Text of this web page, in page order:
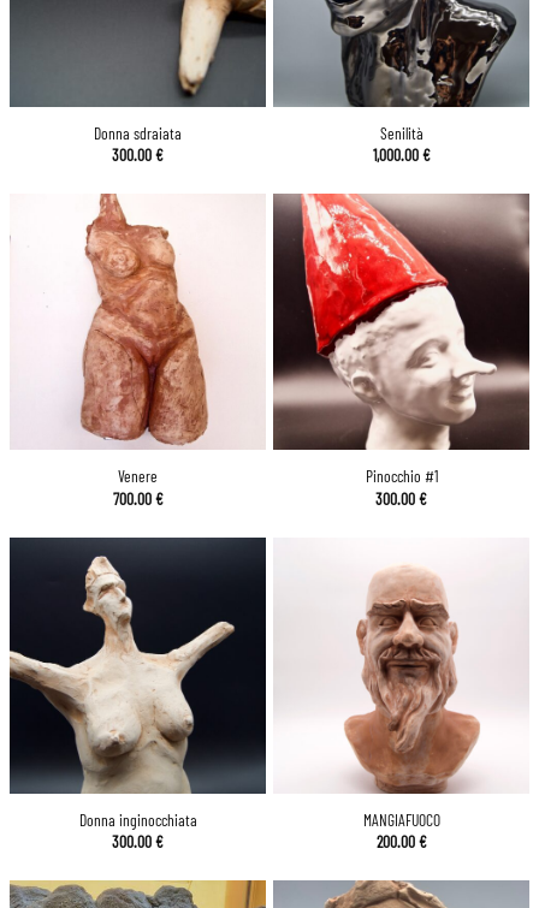
Donna sdraiata
300.00€
Senilità
1,000.00€
Venere
700.00€
Pinocchio #1
300.00€
Donna inginocchiata
300.00€
MANGIAFUOCO
200.00€